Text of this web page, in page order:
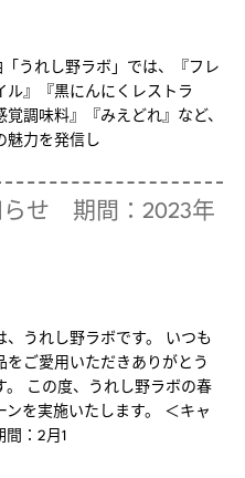
うれし野ラボ」では、『フレ
ル』『黒にんにくレストラ
覚調味料』『みえどれ』など、
魅力を発信し
らせ 期間：2023年
、うれし野ラボです。 いつも
をご愛用いただきありがとう
。 この度、うれし野ラボの春
ンを実施いたします。 ＜キャ
間：2月1